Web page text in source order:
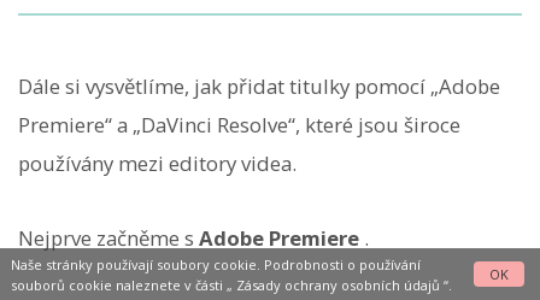
Dále si vysvětlíme, jak přidat titulky pomocí „Adobe
Premiere“ a „DaVinci Resolve“, které jsou široce
používány mezi editory videa.
Nejprve začněme s Adobe Premiere .
Naše stránky používají soubory cookie. Podrobnosti o používání
souborů cookie naleznete v části „ Zásady ochrany osobních údajů “.
OK